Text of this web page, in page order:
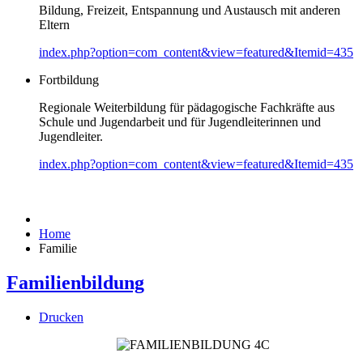
Bildung, Freizeit, Entspannung und Austausch mit anderen
Eltern
index.php?option=com_content&view=featured&Itemid=435
Fortbildung
Regionale Weiterbildung für pädagogische Fachkräfte aus
Schule und Jugendarbeit und für Jugendleiterinnen und
Jugendleiter.
index.php?option=com_content&view=featured&Itemid=435
Home
Familie
Familienbildung
Drucken